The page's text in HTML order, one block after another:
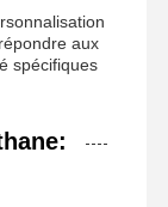
aux
spécifiques